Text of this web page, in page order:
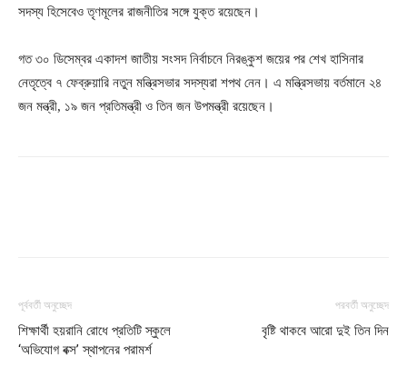
সদস্য হিসেবেও তৃণমূলের রাজনীতির সঙ্গে যুক্ত রয়েছেন।
গত ৩০ ডিসেম্বর একাদশ জাতীয় সংসদ নির্বাচনে নিরঙ্কুশ জয়ের পর শেখ হাসিনার
নেতৃত্বে ৭ ফেব্রুয়ারি নতুন মন্ত্রিসভার সদস্যরা শপথ নেন। এ মন্ত্রিসভায় বর্তমানে ২৪
জন মন্ত্রী, ১৯ জন প্রতিমন্ত্রী ও তিন জন উপমন্ত্রী রয়েছেন।
পূর্ববর্তী অনুচ্ছেদ
শিক্ষার্থী হয়রানি রোধে প্রতিটি স্কুলে
‘অভিযোগ বক্স’ স্থাপনের পরামর্শ
পরবর্তী অনুচ্ছেদ
বৃষ্টি থাকবে আরো দুই তিন দিন